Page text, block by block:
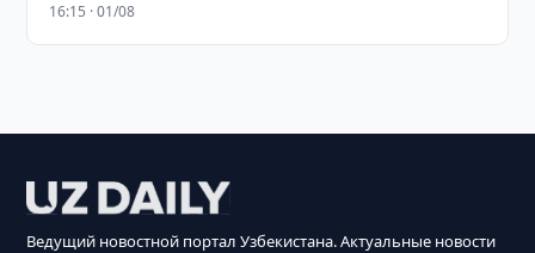
16:15 · 01/08
Ведущий новостной портал Узбекистана. Актуальные новости